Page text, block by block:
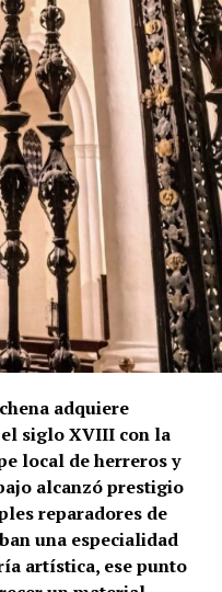
adquiere
siglo XVIII con la
local de herreros y
alcanzó prestigio
reparadores de
una especialidad
artística, ese punto